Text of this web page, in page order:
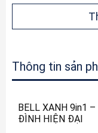
Thông tin sản
BELL XANH 9in1
ĐÌNH HIỆN ĐẠI